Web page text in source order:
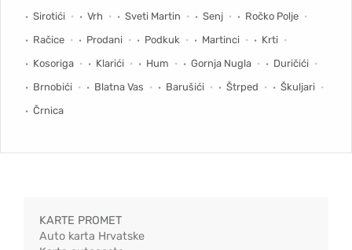
Sirotići
Vrh Sveti Martin Senj
Ročko Polje
Račice
Prodani Podkuk Martinci
Krti
Kosoriga
Klarići Hum Gornja Nugla
Duričići
Brnobići
Blatna Vas Barušići Štrped
Škuljari
Črnica
KARTE PROMET
Auto karta Hrvatske